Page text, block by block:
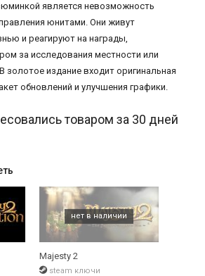
является невозможность
юнитами. Они живут
и реагируют на награды,
за исследования местности или
золотое издание входит оригинальная
обновлений и улучшения графики.
товаром за 30 дней
Majesty 2
steam ключи